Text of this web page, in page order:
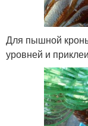
Для пышной
уровней и